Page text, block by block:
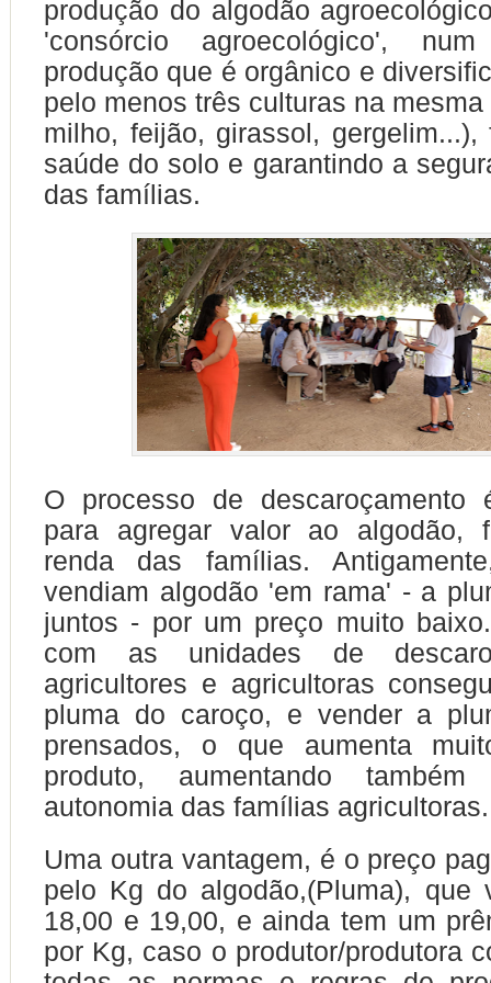
produção do algodão
'consórcio agroecológico',
produção que é orgânico e
pelo menos três culturas na
milho, feijão, girassol, gergelim...),
saúde do solo e garantindo a
das famílias.
O processo de descaroçamento
para agregar valor ao algodão,
renda das famílias.
vendiam algodão 'em rama' - a
juntos - por um preço muito
com as unidades de
agricultores e agricultoras
pluma do caroço, e vender a
prensados, o que aumenta
produto, aumentando
autonomia das famílias agricultoras.
Uma outra vantagem, é o preço
pelo Kg do algodão,(Pluma), que
18,00 e 19,00, e ainda tem um
por Kg, caso o produtor/produtora